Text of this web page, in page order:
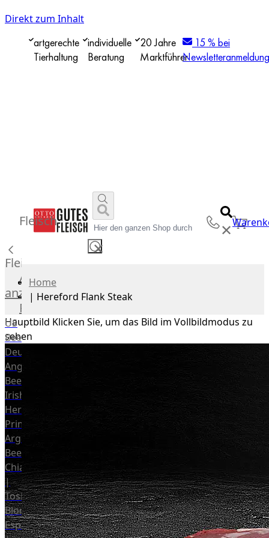
Direkt zum Inhalt
artgerechte
Tierhaltung
individuelle
Beratung
20 Jahre
Marktführer
15 % bei
Newsletteranmeldung
✕
✕
Fleisch
Fleisch
Alle
anzeigen
Rind
US
Beef
Deutsches
Angus
Beef
Irish
Hereford
Prime
Argentina
Beef
Chianina
|
Toskana
Blonda
Espanola
Home
| Hereford Flank Steak
Hauptbild Klicken Sie, um das Bild im Vollbildmodus zu
sehen